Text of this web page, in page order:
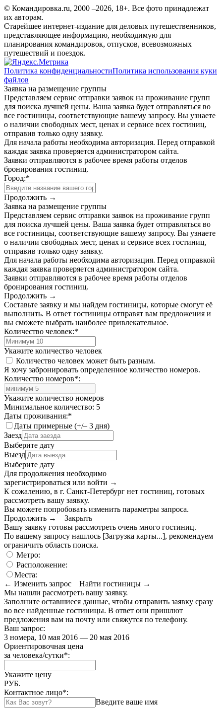
© Командировка.ru, 2000 –2026, 18+. Все фото принадлежат
их авторам.
Старейшее интернет-издание для деловых путешественников,
представляющее информацию, необходимую для
планирования командировок, отпусков, всевозможных
путешествий и поездок.
Политика конфиденциальностиПолитика использования куки
файлов
Заявка на размещение группы
Представляем сервис отправки заявок на проживание групп
для поиска лучшей цены. Ваша заявка будет отправляться во
все гостиницы, соответствующие вашему запросу. Вы узнаете
о наличии свободных мест, ценах и сервисе всех гостиниц,
отправив только одну заявку.
Для начала работы необходима авторизация. Перед отправкой
каждая заявка проверяется администратором сайта.
Заявки отправляются в рабочее время работы отделов
бронирования гостиниц.
Город:*
Продолжить →
Заявка на размещение группы
Представляем сервис отправки заявок на проживание групп
для поиска лучшей цены. Ваша заявка будет отправляться во
все гостиницы, соответствующие вашему запросу. Вы узнаете
о наличии свободных мест, ценах и сервисе всех гостиниц,
отправив только одну заявку.
Для начала работы необходима авторизация. Перед отправкой
каждая заявка проверяется администратором сайта.
Заявки отправляются в рабочее время работы отделов
бронирования гостиниц.
Продолжить →
Составьте заявку и мы найдем гостиницы, которые смогут её
выполнить. В ответ гостиницы отправят вам предложения и
вы сможете выбрать наиболее привлекательное.
Количество человек:*
Укажите количество человек
Количество человек может быть разным.
Я хочу забронировать определенное количество номеров.
Количество номеров*:
Укажите количество номеров
Минимальное количество: 5
Даты проживания:*
Даты примерные (+/– 3 дня)
Заезд
Выберите дату
Выезд
Выберите дату
Для продолжения необходимо
зарегистрироваться или войти →
К сожалению, в г. Санкт-Петербург нет гостиниц, готовых
рассмотреть вашу заявку.
Вы можете попробовать изменить параметры запроса.
Продолжить →
Закрыть
Вашу заявку готовы рассмотреть очень много гостиниц.
По вашему запросу нашлось [Загрузка карты...], рекомендуем
ограничить область поиска.
Метро:
Расположение:
Места:
← Изменить запрос
Найти гостиницы →
Мы нашли рассмотреть вашу заявку.
Заполните оставшиеся данные, чтобы отправить заявку сразу
во все найденные гостиницы. В ответ они пришлют
предложения вам на почту или свяжутся по телефону.
Ваш запрос:
3 номера, 10 мая 2016 — 20 мая 2016
Ориентировочная цена
за человека/сутки*:
Укажите цену
РУБ.
Контактное лицо*:
Введите ваше имя